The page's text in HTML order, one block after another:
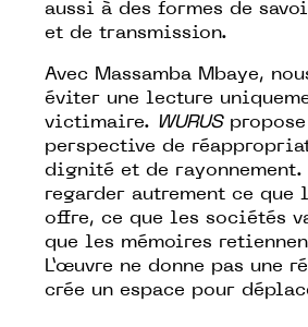
aussi à des formes de
et de transmission.
Avec Massamba Mbaye,
éviter une lecture
victimaire. WURUS
perspective de
dignité et de rayonnement.
regarder autrement ce que
offre, ce que les sociétés
que les mémoires
L’œuvre ne donne pas une
crée un espace pour